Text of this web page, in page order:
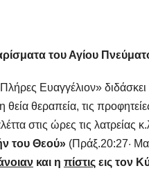
του Αγίου
Ευαγγέλιον» διδάσκει
θεία θεραπεία, τις
στις ώρες τις λατρείας
του Θεού» (Πράξ.20:27·
και η πίστις εις τον